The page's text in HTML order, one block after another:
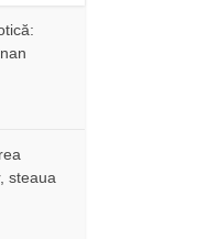
steaua